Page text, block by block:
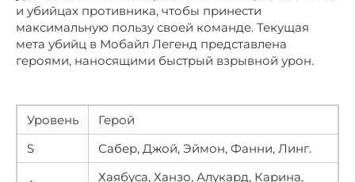
и убийцах противника, чтобы принести
максимальную пользу своей команде. Текущая
мета убийц в Мобайл Легенд представлена
героями, наносящими быстрый взрывной урон.
Уровень
Герой
S
Сабер, Джой, Эймон, Фанни, Линг.
Хаябуса, Ханзо, Алукард, Карина,